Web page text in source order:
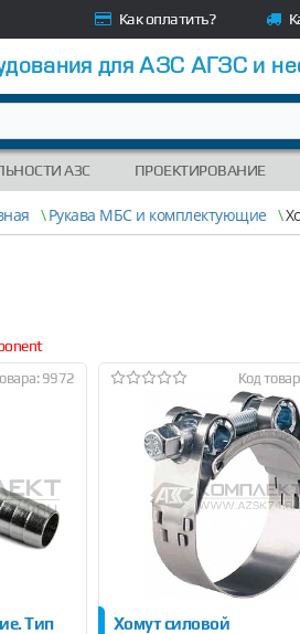
Как оплатить?
для АЗС АГЗС и
АЗС ПРОЕКТИРОВАНИЕ
\Рукава МБС и комплектующие \
9972
Тип
Код
Хомут силовой